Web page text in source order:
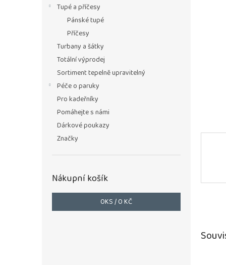
Tupé a příčesy
Pánské tupé
Příčesy
Turbany a šátky
Totální výprodej
Sortiment tepelně upravitelný
Péče o paruky
Pro kadeřníky
Pomáhejte s námi
Dárkové poukazy
Značky
Nákupní košík
0KS /0 KČ